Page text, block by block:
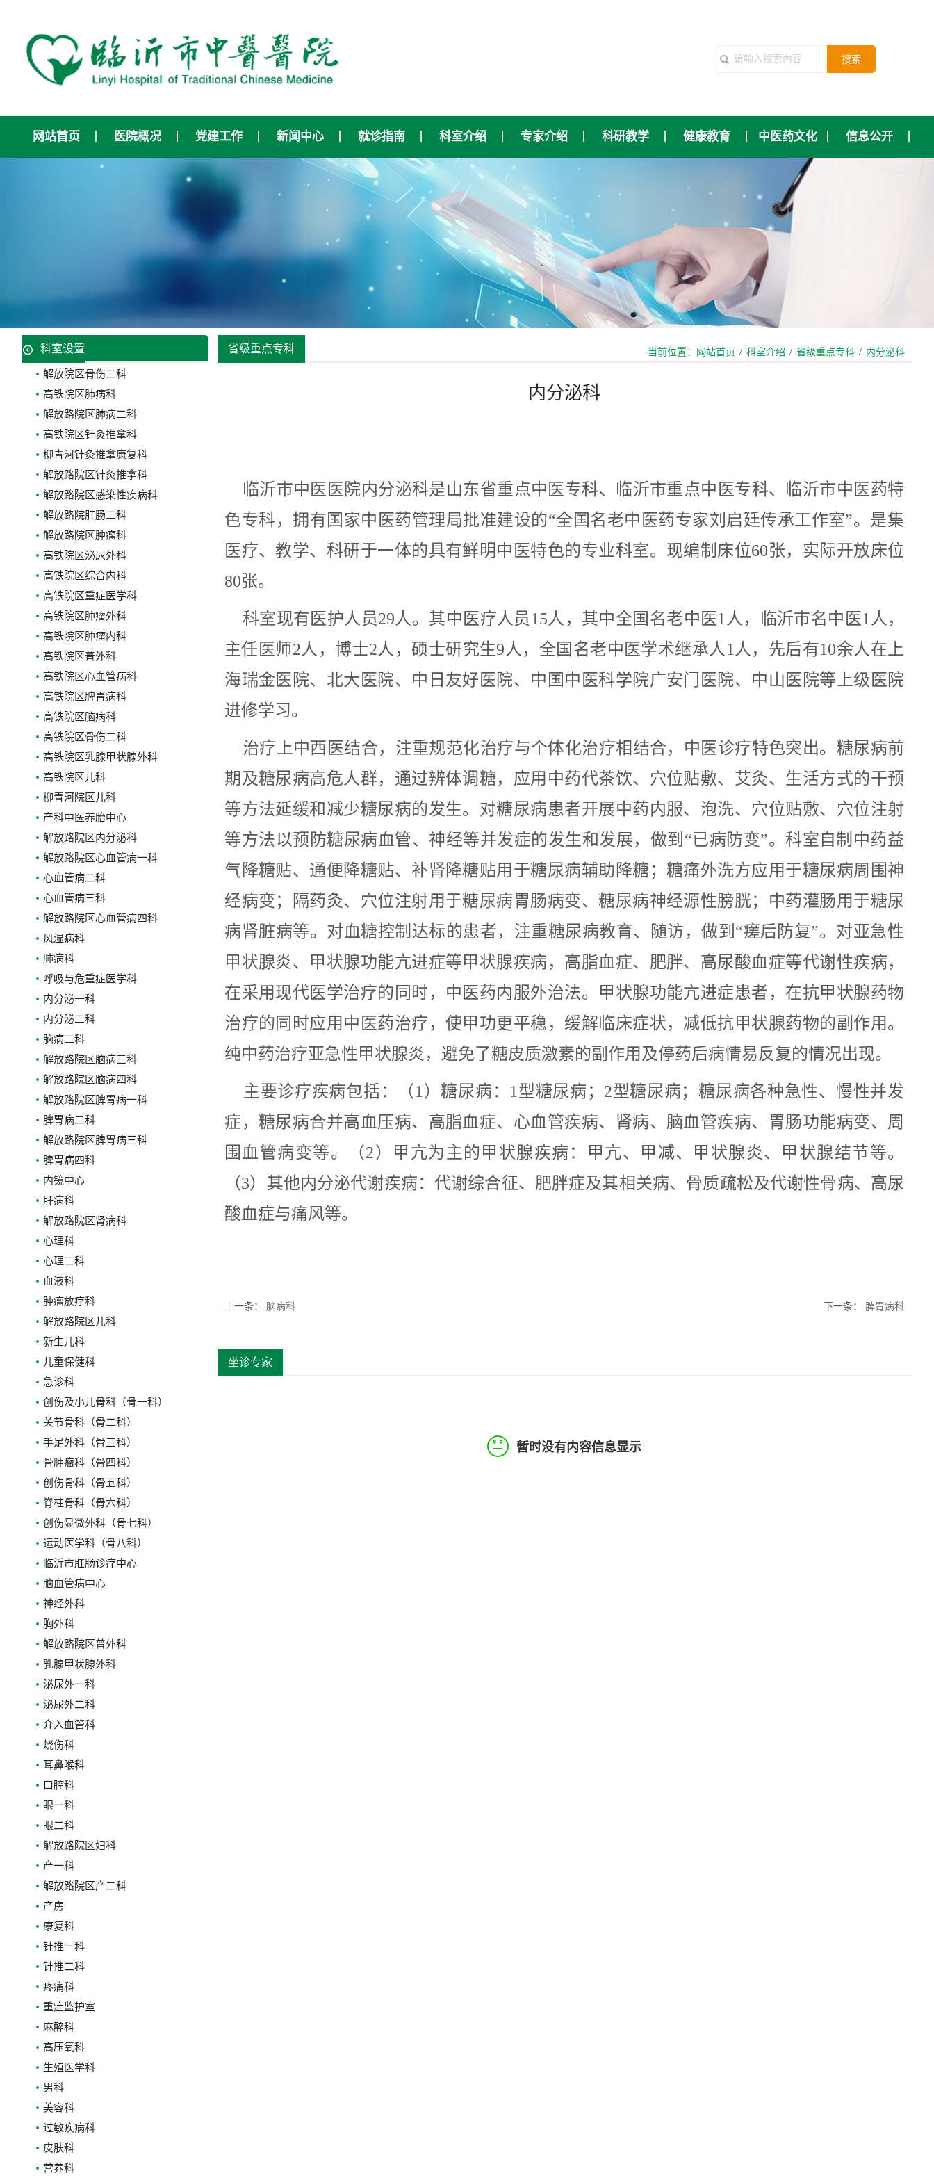
搜索
网站首页 医院概况 党建工作 新闻中心 就诊指南 科室介绍 专家介绍 科研教学 健康教育 中医药文化 信息公开
科室设置
解放院区骨伤二科
高铁院区肺病科
解放路院区肺病二科
高铁院区针灸推拿科
柳青河针灸推拿康复科
解放路院区针灸推拿科
解放路院区感染性疾病科
解放路院肛肠二科
解放路院区肿瘤科
高铁院区泌尿外科
高铁院区综合内科
高铁院区重症医学科
高铁院区肿瘤外科
高铁院区肿瘤内科
高铁院区普外科
高铁院区心血管病科
高铁院区脾胃病科
高铁院区脑病科
高铁院区骨伤二科
高铁院区乳腺甲状腺外科
高铁院区儿科
柳青河院区儿科
产科中医养胎中心
解放路院区内分泌科
解放路院区心血管病一科
心血管病二科
心血管病三科
解放路院区心血管病四科
风湿病科
肺病科
呼吸与危重症医学科
内分泌一科
内分泌二科
脑病二科
解放路院区脑病三科
解放路院区脑病四科
解放路院区脾胃病一科
脾胃病二科
解放路院区脾胃病三科
脾胃病四科
内镜中心
肝病科
解放路院区肾病科
心理科
心理二科
血液科
肿瘤放疗科
解放路院区儿科
新生儿科
儿童保健科
急诊科
创伤及小儿骨科（骨一科）
关节骨科（骨二科）
手足外科（骨三科）
骨肿瘤科（骨四科）
创伤骨科（骨五科）
脊柱骨科（骨六科）
创伤显微外科（骨七科）
运动医学科（骨八科）
临沂市肛肠诊疗中心
脑血管病中心
神经外科
胸外科
解放路院区普外科
乳腺甲状腺外科
泌尿外一科
泌尿外二科
介入血管科
烧伤科
耳鼻喉科
口腔科
眼一科
眼二科
解放路院区妇科
产一科
解放路院区产二科
产房
康复科
针推一科
针推二科
疼痛科
重症监护室
麻醉科
高压氧科
生殖医学科
男科
美容科
过敏疾病科
皮肤科
营养科
当前位置： 网站首页 / 科室介绍 / 省级重点专科 / 内分泌科
省级重点专科
内分泌科
临沂市中医医院内分泌科是山东省重点中医专科、临沂市重点中医专科、临沂市中医药特
色专科，拥有国家中医药管理局批准建设的“全国名老中医药专家刘启廷传承工作室”。是集
医疗、教学、科研于一体的具有鲜明中医特色的专业科室。现编制床位60张，实际开放床位
80张。
科室现有医护人员29人。其中医疗人员15人，其中全国名老中医1人，临沂市名中医1人，
主任医师2人，博士2人，硕士研究生9人，全国名老中医学术继承人1人，先后有10余人在上
海瑞金医院、北大医院、中日友好医院、中国中医科学院广安门医院、中山医院等上级医院
进修学习。
治疗上中西医结合，注重规范化治疗与个体化治疗相结合，中医诊疗特色突出。糖尿病前
期及糖尿病高危人群，通过辨体调糖，应用中药代茶饮、穴位贴敷、艾灸、生活方式的干预
等方法延缓和减少糖尿病的发生。对糖尿病患者开展中药内服、泡洗、穴位贴敷、穴位注射
等方法以预防糖尿病血管、神经等并发症的发生和发展，做到 “已病防变”。科室自制中药益
气降糖贴、通便降糖贴、补肾降糖贴用于糖尿病辅助降糖；糖痛外洗方应用于糖尿病周围神
经病变；隔药灸、穴位注射用于糖尿病胃肠病变、糖尿病神经源性膀胱；中药灌肠用于糖尿
病肾脏病等。对血糖控制达标的患者，注重糖尿病教育、随访，做到“瘥后防复”。对亚急性
甲状腺炎、甲状腺功能亢进症等甲状腺疾病，高脂血症、肥胖、高尿酸血症等代谢性疾病，
在采用现代医学治疗的同时，中医药内服外治法。甲状腺功能亢进症患者，在抗甲状腺药物
治疗的同时应用中医药治疗，使甲功更平稳，缓解临床症状，减低抗甲状腺药物的副作用。
纯中药治疗亚急性甲状腺炎，避免了糖皮质激素的副作用及停药后病情易反复的情况出现。
主要诊疗疾病包括：（1）糖尿病：1型糖尿病；2型糖尿病；糖尿病各种急性、慢性并发
症，糖尿病合并高血压病、高脂血症、心血管疾病、肾病、脑血管疾病、胃肠功能病变、周
围血管病变等。（2）甲亢为主的甲状腺疾病：甲亢、甲减、甲状腺炎、甲状腺结节等。
（3）其他内分泌代谢疾病：代谢综合征、肥胖症及其相关病、骨质疏松及代谢性骨病、高尿
酸血症与痛风等。
上一条： 脑病科 下一条： 脾胃病科
坐诊专家
暂时没有内容信息显示